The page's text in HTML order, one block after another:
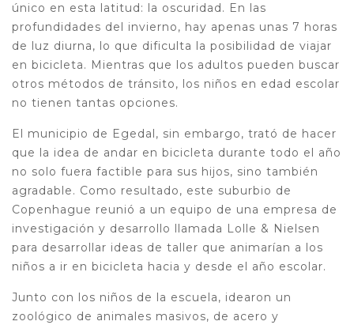
único en esta latitud: la oscuridad. En las
profundidades del invierno, hay apenas unas 7 horas
de luz diurna, lo que dificulta la posibilidad de viajar
en bicicleta. Mientras que los adultos pueden buscar
otros métodos de tránsito, los niños en edad escolar
no tienen tantas opciones.
El municipio de Egedal, sin embargo, trató de hacer
que la idea de andar en bicicleta durante todo el año
no solo fuera factible para sus hijos, sino también
agradable. Como resultado, este suburbio de
Copenhague reunió a un equipo de una empresa de
investigación y desarrollo llamada Lolle & Nielsen
para desarrollar ideas de taller que animarían a los
niños a ir en bicicleta hacia y desde el año escolar.
Junto con los niños de la escuela, idearon un
zoológico de animales masivos, de acero y